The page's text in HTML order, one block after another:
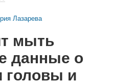
Лазарева
мыть
данные о
головы и